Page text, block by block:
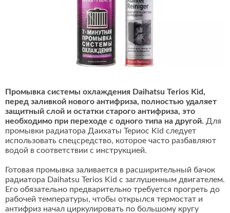
Промывка системы охлаждения Daihatsu Terios Kid,
перед заливкой нового антифриза, полностью удаляет
защитный слой и остатки старого антифриза, это
необходимо при переходе с одного типа на другой. Для
промывки радиатора Даихаты Териос Kid следует
использовать спецсредство, которое часто разбавляют
водой в соответствии с инструкцией.
Готовая промывка заливается в расширительный бачок
радиатора Daihatsu Terios Kid с заглушенным двигателем.
Его обязательно предварительно требуется прогреть до
рабочей температуры, чтобы открылся термостат и
антифриз начал циркулировать по большому кругу